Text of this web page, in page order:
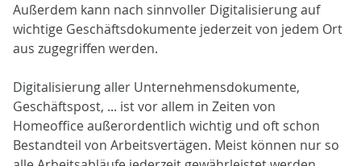
Außerdem kann nach sinnvoller Digitalisierung auf
wichtige Geschäftsdokumente jederzeit von jedem Ort
aus zugegriffen werden.
Digitalisierung aller Unternehmensdokumente,
Geschäftspost, ... ist vor allem in Zeiten von
Homeoffice außerordentlich wichtig und oft schon
Bestandteil von Arbeitsvertägen. Meist können nur so